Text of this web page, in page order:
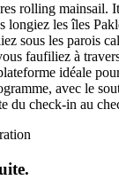
rolling mainsail.
longiez les îles
sous les parois
faufiliez à
idéale
avec le
du check-in au